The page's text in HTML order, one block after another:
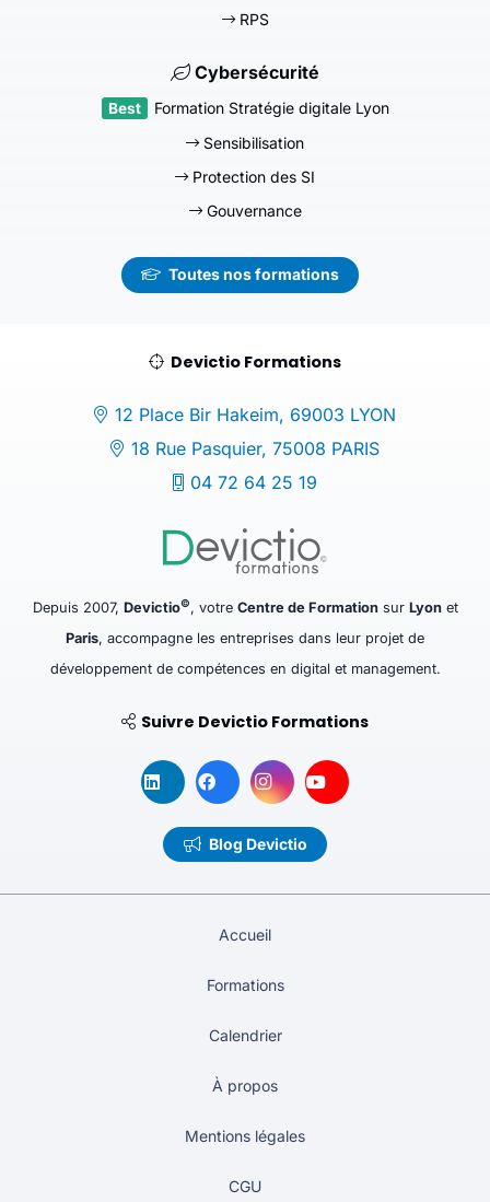
RPS
Cybersécurité
Formation Stratégie digitale Lyon
Sensibilisation
Protection des SI
Gouvernance
Toutes nos formations
Devictio Formations
12 Place Bir Hakeim, 69003 LYON
18 Rue Pasquier, 75008 PARIS
04 72 64 25 19
Depuis 2007, Devictio©, votre Centre de Formationsur Lyonet
Paris, accompagne les entreprises dans leur projet de
développement de compétences en digital et management.
Suivre Devictio Formations
Blog Devictio
Accueil
Formations
Calendrier
À propos
Mentions légales
CGU